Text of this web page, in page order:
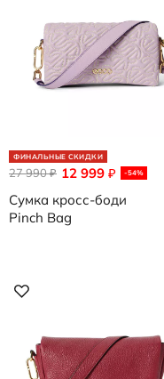
ФИНАЛЬНЫЕ СКИДКИ
12 999 ₽ -54%
27 990₽
Сумка кросс-боди
Pinch Bag